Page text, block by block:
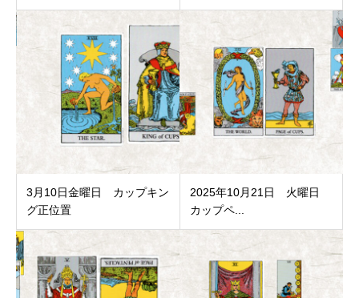
3月10日金曜日 カップキン
グ正位置
2025年10月21日 火曜日
カップペ...